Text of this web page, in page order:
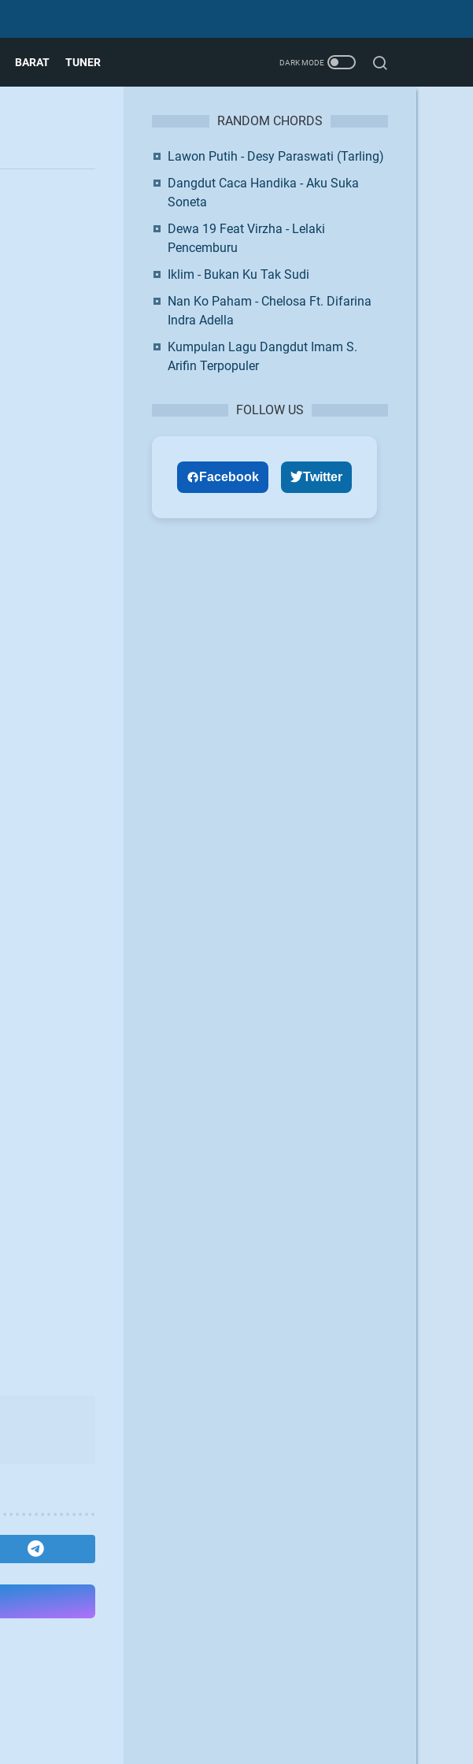
BARAT TUNER
RANDOM CHORDS
Lawon Putih - Desy Paraswati (Tarling)
Dangdut Caca Handika - Aku Suka
Soneta
Dewa 19 Feat Virzha - Lelaki
Pencemburu
Iklim - Bukan Ku Tak Sudi
Nan Ko Paham - Chelosa Ft. Difarina
Indra Adella
Kumpulan Lagu Dangdut Imam S.
Arifin Terpopuler
FOLLOW US
Facebook Twitter